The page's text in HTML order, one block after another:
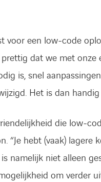
voor een low-code
dat we met
is, snel
Het is dan
die low-
“Je hebt (vaak)
namelijk niet alleen
om verder